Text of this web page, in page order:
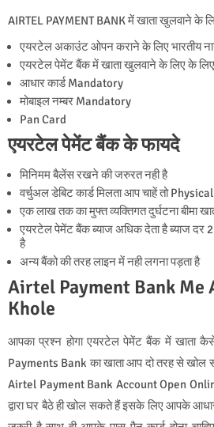
AIRTEL PAYMENT BANK में खाता खुलवाने के
एयरटेल अकाउंट ओपन कराने के लिए भारतीय
एयरटेल पेमेंट बैंक में खाता खुलवाने के लिए के
आधार कार्ड Mandatory
मोबाइल नम्बर Mandatory
Pan Card
एयरटेल पेमेंट बैंक के फायदे
मिनिमम बैलेंस रखने की जरुरत नही है
वर्चुअल डेबिट कार्ड मिलता आप चाहें तो
एक लाख तक का मुफ्त व्यक्तिगत दुर्घटना बीमा
एयरटेल पेमेंट बैंक ब्याज अधिक देता है ब्याज दर
है
अन्य बैंको की तरह लाइन में नही लगना पड़ता है
Airtel Payment Bank Me
Khole
आपका प्रश्न होगा एयरटेल पेमेंट बैंक में खाता
Payments Bank का खाता आप दो तरह से
Airtel Payment Bank Account Open
द्वारा घर बैठे ही खोल सकते हैं इसके लिए आपके आधार